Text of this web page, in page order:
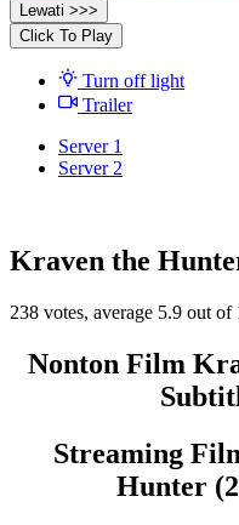
Lewati >>>
Click To Play
Turn off light
Trailer
Server 1
Server 2
Kraven the
238 votes, average 5.9 out of
Nonton Film
Streaming
Hunter